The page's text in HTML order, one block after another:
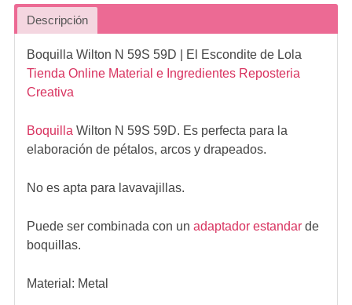
Descripción
Boquilla Wilton N 59S 59D | El Escondite de Lola
Tienda Online Material e Ingredientes Reposteria
Creativa
Boquilla Wilton N 59S 59D. Es perfecta para la
elaboración de pétalos, arcos y drapeados.
No es apta para lavavajillas.
Puede ser combinada con un adaptador estandarde
boquillas.
Material: Metal